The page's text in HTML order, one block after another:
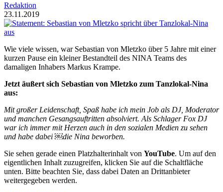
Redaktion
23.11.2019
Wie viele wissen, war Sebastian von Mletzko über 5 Jahre mit einer
kurzen Pause ein kleiner Bestandteil des NINA Teams des
damaligen Inhabers Markus Krampe.
Jetzt äußert sich Sebastian von Mletzko zum Tanzlokal-Nina
aus:
Mit großer Leidenschaft, Spaß habe ich mein Job als DJ, Moderator
und manchen Gesangsauftritten absolviert. Als Schlager Fox DJ
war ich immer mit Herzen auch in den sozialen Medien zu sehen
und habe dabei ￼die Nina beworben.
Sie sehen gerade einen Platzhalterinhalt von YouTube. Um auf den
eigentlichen Inhalt zuzugreifen, klicken Sie auf die Schaltfläche
unten. Bitte beachten Sie, dass dabei Daten an Drittanbieter
weitergegeben werden.